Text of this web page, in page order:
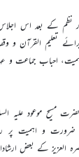
نظم کے بعد اس اجلاس
تعلیم القرآن و
احباب جماعت و
مسیح موعود علیہ
ضرورت و اہمیت پر
بنصرہ العزیز کے بعض